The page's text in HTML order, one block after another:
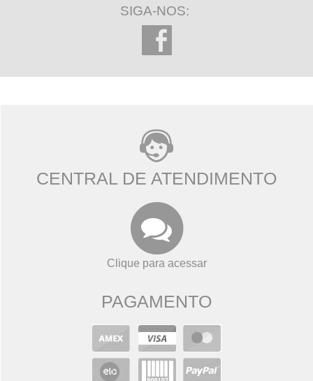
SIGA-NOS:
CENTRAL DE ATENDIMENTO
Clique para acessar
PAGAMENTO